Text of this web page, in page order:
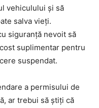
vehiculului și să
salva vieți.
siguranță nevoit să
suplimentar pentru
suspendat.
a permisului de
ar trebui să știți că